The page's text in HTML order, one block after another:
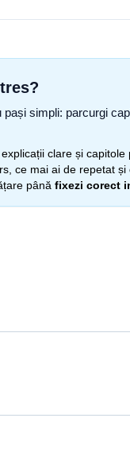
pași simpli: parcurgi
explicații clare și
ce mai ai de repetat și
până fixezi corect